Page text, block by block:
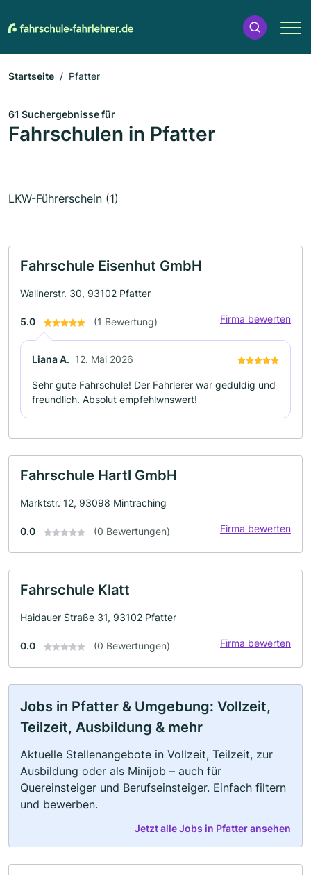
Startseite Pfatter
61 Suchergebnisse für
Fahrschulen in Pfatter
LKW-Führerschein (1)
Fahrschule Eisenhut GmbH
Wallnerstr. 30, 93102 Pfatter
5.0 (1 Bewertung) Firma bewerten
Liana A. 12. Mai 2026
Sehr gute Fahrschule! Der Fahrlerer war geduldig und
freundlich. Absolut empfehlwnswert!
Fahrschule Hartl GmbH
Marktstr. 12, 93098 Mintraching
0.0 (0 Bewertungen) Firma bewerten
Fahrschule Klatt
Haidauer Straße 31, 93102 Pfatter
0.0 (0 Bewertungen) Firma bewerten
Jobs in Pfatter & Umgebung: Vollzeit,
Teilzeit, Ausbildung & mehr
Aktuelle Stellenangebote in Vollzeit, Teilzeit, zur
Ausbildung oder als Minijob – auch für
Quereinsteiger und Berufseinsteiger. Einfach filtern
und bewerben.
Jetzt alle Jobs in Pfatter ansehen